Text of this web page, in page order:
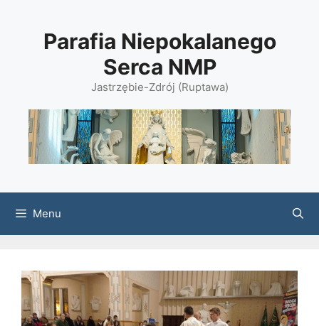
Parafia Niepokalanego
Serca NMP
Jastrzębie-Zdrój (Ruptawa)
Menu